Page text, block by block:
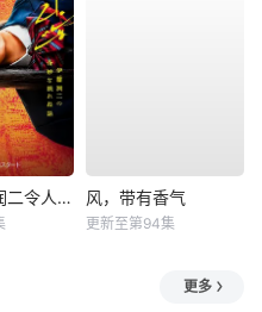
怪奇-伊藤润二令人彻夜难眠的奇异故事－ 风，带有香气
更新至第94集
更多